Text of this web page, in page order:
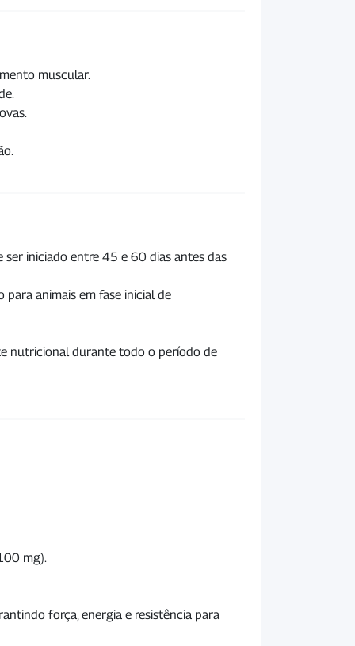
muscular.
iniciado entre 45 e 60 dias antes das
animais em fase inicial de
nutricional durante todo o período de
mg).
força, energia e resistência para